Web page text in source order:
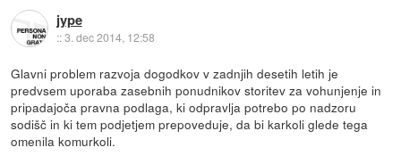
jype
::3. dec 2014, 12:58
Glavni problem razvoja dogodkov v zadnjih desetih letih je
predvsem uporaba zasebnih ponudnikov storitev za vohunjenje in
pripadajoča pravna podlaga, ki odpravlja potrebo po nadzoru
sodišč in ki tem podjetjem prepoveduje, da bi karkoli glede tega
omenila komurkoli.